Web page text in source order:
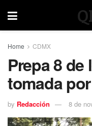
Home CDMX
Prepa 8 de
tomada
by Redacción 8 de